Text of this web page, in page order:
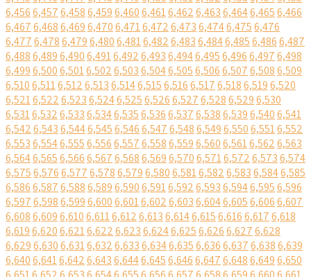
6,4566,4576,4586,4596,4606,4616,4626,4636,4646,4656,466
6,4676,4686,4696,4706,4716,4726,4736,4746,4756,476
6,4776,4786,4796,4806,4816,4826,4836,4846,4856,4866,487
6,4886,4896,4906,4916,4926,4936,4946,4956,4966,4976,498
6,4996,5006,5016,5026,5036,5046,5056,5066,5076,5086,509
6,5106,5116,5126,5136,5146,5156,5166,5176,5186,5196,520
6,5216,5226,5236,5246,5256,5266,5276,5286,5296,530
6,5316,5326,5336,5346,5356,5366,5376,5386,5396,5406,541
6,5426,5436,5446,5456,5466,5476,5486,5496,5506,5516,552
6,5536,5546,5556,5566,5576,5586,5596,5606,5616,5626,563
6,5646,5656,5666,5676,5686,5696,5706,5716,5726,5736,574
6,5756,5766,5776,5786,5796,5806,5816,5826,5836,5846,585
6,5866,5876,5886,5896,5906,5916,5926,5936,5946,5956,596
6,5976,5986,5996,6006,6016,6026,6036,6046,6056,6066,607
6,6086,6096,6106,6116,6126,6136,6146,6156,6166,6176,618
6,6196,6206,6216,6226,6236,6246,6256,6266,6276,628
6,6296,6306,6316,6326,6336,6346,6356,6366,6376,6386,639
6,6406,6416,6426,6436,6446,6456,6466,6476,6486,6496,650